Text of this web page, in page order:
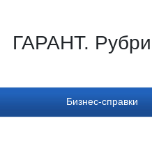
ГАРАНТ.
Бизнес-справки